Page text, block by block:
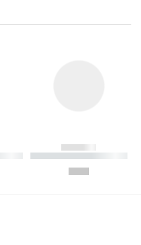
------------
----------- ----------- ----------